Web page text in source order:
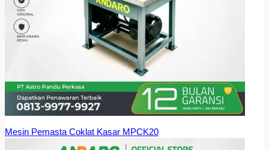
Mesin Pemasta Coklat Kasar MPCK20